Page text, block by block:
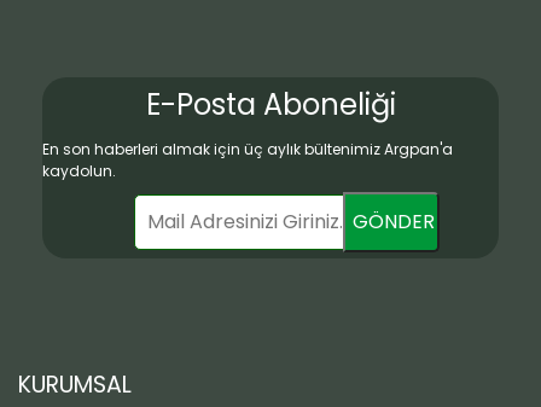
E-Posta Aboneliği
En son haberleri almak için üç aylık bültenimiz Argpan'a
kaydolun.
GÖNDER
KURUMSAL